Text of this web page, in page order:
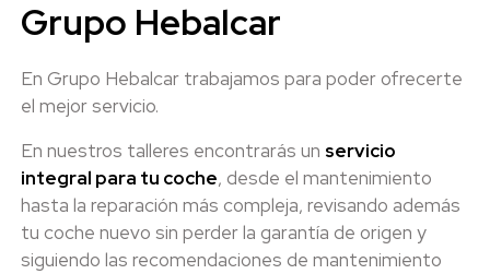
Grupo Hebalcar
En Grupo Hebalcar trabajamos para poder ofrecerte
el mejor servicio.
En nuestros talleres encontrarás un servicio
integral para tu coche, desde el mantenimiento
hasta la reparación más compleja, revisando además
tu coche nuevo sin perder la garantía de origen y
siguiendo las recomendaciones de mantenimiento